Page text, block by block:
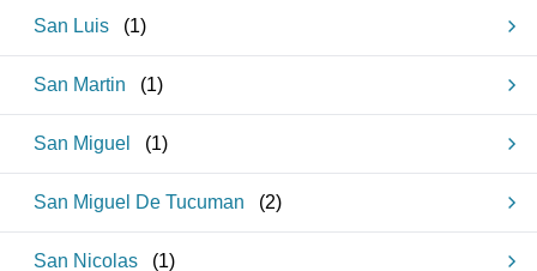
San Luis (1)
San Martin (1)
San Miguel (1)
San Miguel De Tucuman (2)
San Nicolas (1)